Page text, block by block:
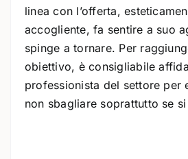
linea con l’offerta,
accogliente, fa sentire a suo
spinge a tornare. Per
obiettivo, è consigliabile
professionista del settore per
non sbagliare soprattutto se